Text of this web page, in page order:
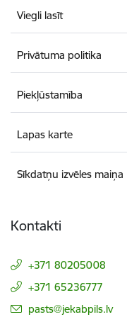
Viegli lasīt
Privātuma politika
Piekļūstamība
Lapas karte
Sīkdatņu izvēles maiņa
Kontakti
+371 80205008
+371 65236777
E-pasts:
pasts@jekabpils.lv